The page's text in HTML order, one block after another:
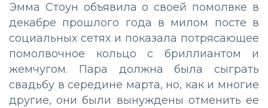
Эмма Стоун объявила о своей помолвке в
декабре прошлого года в милом посте в
социальных сетях и показала потрясающее
помолвочное кольцо с бриллиантом и
жемчугом. Пара должна была сыграть
свадьбу в середине марта, но, как и многие
другие, они были вынуждены отменить ее